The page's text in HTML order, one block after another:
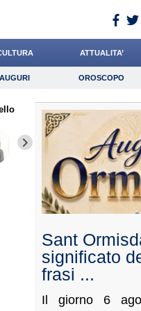
ATTUALITA’
Auguri Oroscopo
Lavoro
AUGURI OROSCOPO
Grassotti Napolitani
Sant
significato
frasi ...
Il giorno 6